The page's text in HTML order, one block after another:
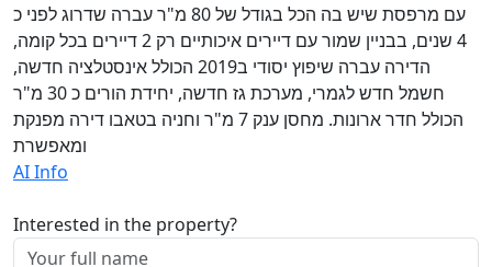
עם מרפסת שיש בה הכל בגודל של 80 מ"ר עברה שדרוג לפני כ
4 שנים, בבניין שמור עם דיירים איכותיים רק 2 דיירים בכל קומה,
הדירה עברה שיפוץ יסודי ב2019 הכולל אינסטלציה חדשה,
חשמל חדש לגמרי, מערכת גז חדשה, יחידת הורים כ 30 מ"ר
הכולל חדר ארונות. מחסן ענק 7 מ"ר וחניה בטאבו דירה מפנקת
ומאפשרת
AI Info
Interested in the property?